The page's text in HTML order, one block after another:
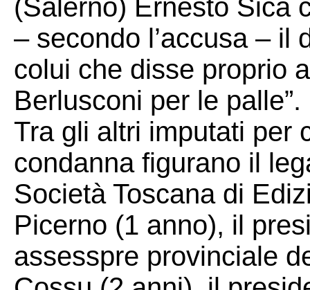
(Salerno) Ernesto Sica
– secondo l’accusa – il
colui che disse proprio
Berlusconi per le palle”.
Tra gli altri imputati per
condanna figurano il
Società Toscana di
Picerno (1 anno), il
assesspre provinciale